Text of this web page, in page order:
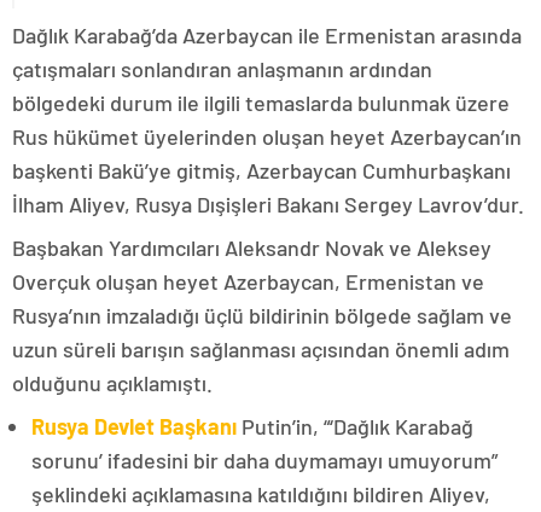
Dağlık Karabağ’da Azerbaycan ile Ermenistan arasında
çatışmaları sonlandıran anlaşmanın ardından
bölgedeki durum ile ilgili temaslarda bulunmak üzere
Rus hükümet üyelerinden oluşan heyet Azerbaycan’ın
başkenti Bakü’ye gitmiş, Azerbaycan Cumhurbaşkanı
İlham Aliyev, Rusya Dışişleri Bakanı Sergey Lavrov’dur.
Başbakan Yardımcıları Aleksandr Novak ve Aleksey
Overçuk oluşan heyet Azerbaycan, Ermenistan ve
Rusya’nın imzaladığı üçlü bildirinin bölgede sağlam ve
uzun süreli barışın sağlanması açısından önemli adım
olduğunu açıklamıştı.
Rusya Devlet Başkanı Putin’in, “‘Dağlık Karabağ
sorunu’ ifadesini bir daha duymamayı umuyorum”
şeklindeki açıklamasına katıldığını bildiren Aliyev,